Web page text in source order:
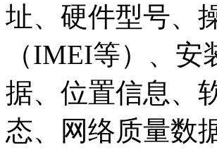
址、硬件型号、
（IMEI等）、
据、位置信息、
态、网络质量数